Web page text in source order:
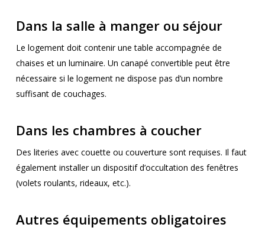
Dans la salle à manger ou séjour
Le logement doit contenir une table accompagnée de
chaises et un luminaire. Un canapé convertible peut être
nécessaire si le logement ne dispose pas d’un nombre
suffisant de couchages.
Dans les chambres à coucher
Des literies avec couette ou couverture sont requises. Il faut
également installer un dispositif d’occultation des fenêtres
(volets roulants, rideaux, etc.).
Autres équipements obligatoires